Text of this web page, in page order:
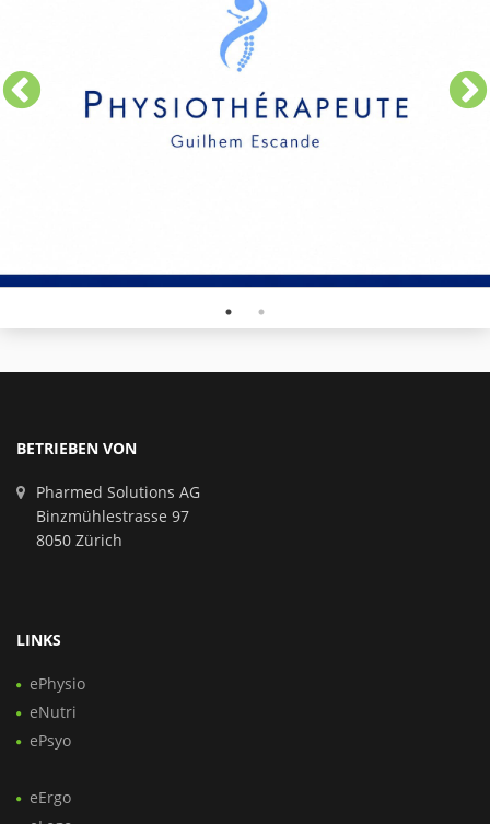
BETRIEBEN VON
Pharmed Solutions AG
Binzmühlestrasse 97
8050 Zürich
LINKS
ePhysio
eNutri
ePsyo
eErgo